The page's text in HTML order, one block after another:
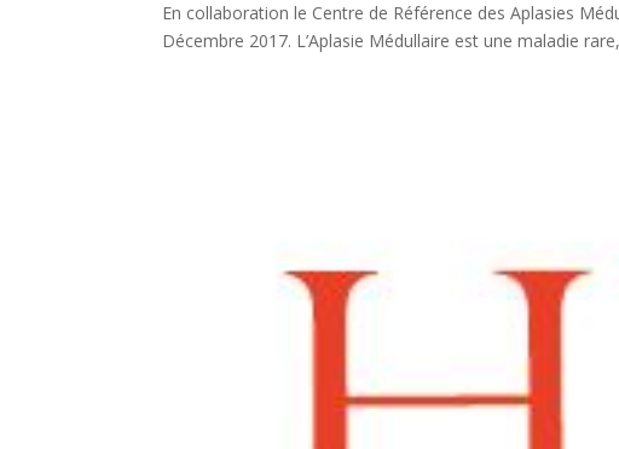
En collaboration le Centre de Référence des Aplasies
Décembre 2017. L’Aplasie Médullaire est une maladie